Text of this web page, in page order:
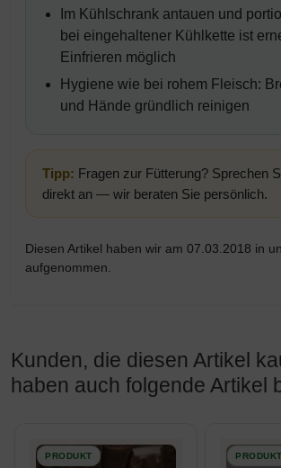
Im Kühlschrank antauen und
bei eingehaltener Kühlkette ist
Einfrieren möglich
Hygiene wie bei rohem Fleisch:
und Hände gründlich reinigen
Tipp: Fragen zur Fütterung? Sprechen
direkt an — wir beraten Sie persönlich.
Diesen Artikel haben wir am 07.03.2018 in
aufgenommen.
Kunden, die diesen Artikel
haben auch folgende Artikel